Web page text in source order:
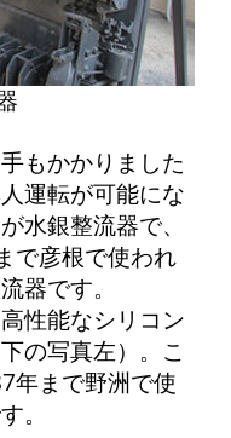
もかかりました
運転が可能にな
水銀整流器で、
で彦根で使われ
器です。
性能なシリコン
の写真左）。こ
年まで野洲で使
。